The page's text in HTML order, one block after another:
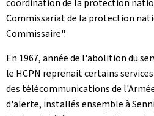
coordination de la protection
Commissariat de la protection
Commissaire".
En 1967, année de l'abolition du
le HCPN reprenait certains
des télécommunications de
d'alerte, installés ensemble à